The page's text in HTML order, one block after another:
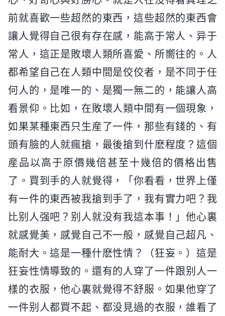
前就喜歡一些超然的東西，這些超然的東西會
讓人覺得自己很有存在感，能高于常人、异于
常人，這正是敗壞人類所喜愛、所嚮往的。人
都希望自己在人類中間是佼佼者，是不同于任
何人的，是唯一的、是獨一無二的，能讓人高
看景仰。比如，在敗壞人類中間有一個現象，
如果某種東西只生産了一件，那些有錢的、有
頭有臉的人就瘋搶，最後搶到什麽程度？這個
産品以高于原價幾倍甚至十幾倍的價格出售
了。買到手的人就覺得，「你看看，世界上僅
有一件的東西被我搶到手了，我有實力吧？我
比别人强吧？别人就没有我這本事！」他心裏
就感覺美，感覺自己不一般，感覺自己超凡、
能耐大。這是一種什麽性情？（狂妄。）這是
狂妄性情導致的。還有的人穿了一件跟别人一
樣的衣服，他心裏就覺得不舒服。如果他穿了
一件别人都買不起、都没見過的衣服，誰看了